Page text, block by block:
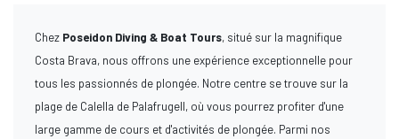
Chez Poseidon Diving & Boat Tours, situé sur la magnifique
Costa Brava, nous offrons une expérience exceptionnelle pour
tous les passionnés de plongée. Notre centre se trouve sur la
plage de Calella de Palafrugell, où vous pourrez profiter d'une
large gamme de cours et d'activités de plongée. Parmi nos